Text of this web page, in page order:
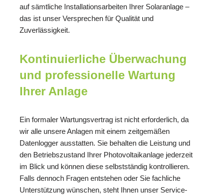
auf sämtliche Installationsarbeiten Ihrer Solaranlage –
das ist unser Versprechen für Qualität und
Zuverlässigkeit.
Kontinuierliche Überwachung
und professionelle Wartung
Ihrer Anlage
Ein formaler Wartungsvertrag ist nicht erforderlich, da
wir alle unsere Anlagen mit einem zeitgemäßen
Datenlogger ausstatten. Sie behalten die Leistung und
den Betriebszustand Ihrer Photovoltaikanlage jederzeit
im Blick und können diese selbstständig kontrollieren.
Falls dennoch Fragen entstehen oder Sie fachliche
Unterstützung wünschen, steht Ihnen unser Service-